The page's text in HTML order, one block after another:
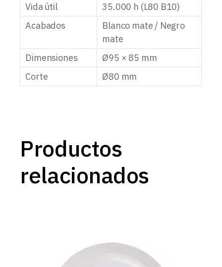
Vida útil
35.000 h (L80 B10)
Acabados
Blanco mate / Negro
mate
Dimensiones
Ø95 × 85 mm
Corte
Ø80 mm
Productos
relacionados